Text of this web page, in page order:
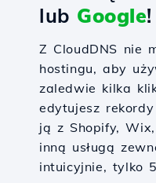
lub Google!
Z CloudDNS nie
hostingu, aby
zaledwie kilka
edytujesz
ją z Shopify,
inną usługą
intuicyjnie, tylko